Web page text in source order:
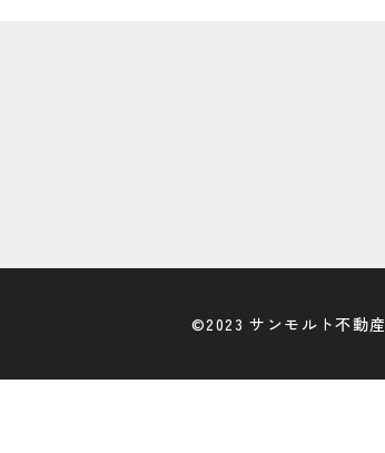
©2023 サンモルト不動産